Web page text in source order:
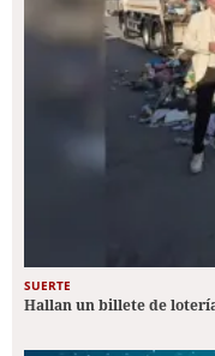
SUERTE
Hallan un billete de